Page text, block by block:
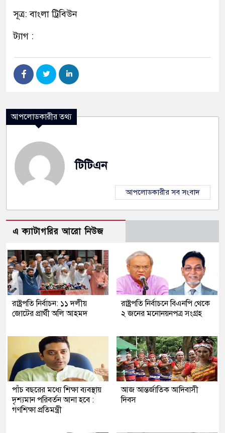
সূত্র: বাংলা ট্রিবিউন
ট্যাগ :
আপলোডকারীর তথ্য
টিটিএন
আপলোডকারীর সব সংবাদ
এ ক্যাটাগরির আরো নিউজ
রাষ্ট্রপতি নির্বাচন: ১১ দলীয়
জোটের প্রার্থী অলি আহমদ
রাষ্ট্রপতি নির্বাচনে বিএনপি থেকে
২ জনের মনোনয়নপত্র সংগ্রহ
পাঁচ বছরের মধ্যে শিক্ষা ব্যবস্থায়
দৃশ্যমান পরিবর্তন আনা হবে :
গণশিক্ষা প্রতিমন্ত্রী
আজ আন্তর্জাতিক আদিবাসী
দিবস